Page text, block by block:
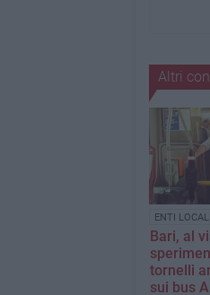
Altri
ENTI LOCALI
Bari, al
tornelli
sui bus